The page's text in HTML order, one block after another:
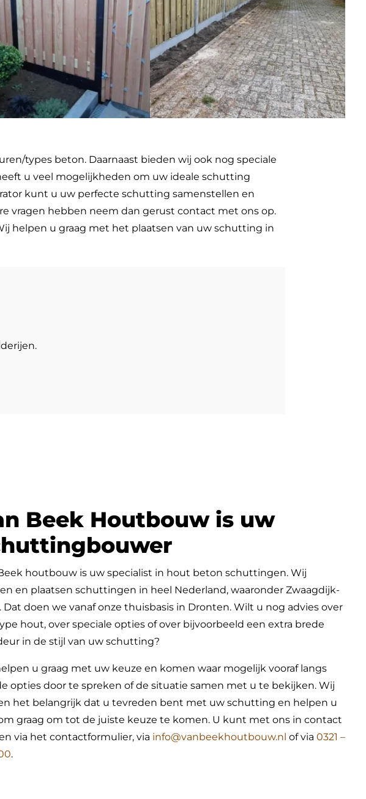
types beton. Daarnaast bieden wij ook nog speciale
u veel mogelijkheden om uw ideale schutting
kunt u uw perfecte schutting samenstellen en
vragen hebben neem dan gerust contact met ons op.
helpen u graag met het plaatsen van uw schutting in
Beek Houtbouw is uw
houtbouw is uw specialist in hout beton schuttingen. Wij
en plaatsen schuttingen in heel Nederland, waaronder Zwaagdijk-
Dat doen we vanaf onze thuisbasis in Dronten. Wilt u nog advies over
hout, over speciale opties of over bijvoorbeeld een extra brede
in de stijl van uw schutting?
u graag met uw keuze en komen waar mogelijk vooraf langs
opties door te spreken of de situatie samen met u te bekijken. Wij
het belangrijk dat u tevreden bent met uw schutting en helpen u
graag om tot de juiste keuze te komen. U kunt met ons in contact
via het contactformulier, via info@vanbeekhoutbouw.nl of via0321 –
.